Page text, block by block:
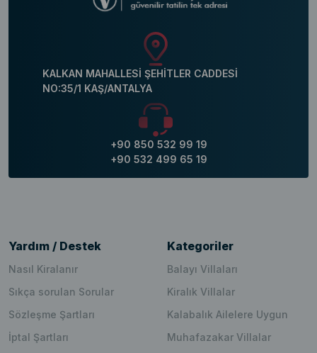
KALKAN MAHALLESİ ŞEHİTLER CADDESİ
NO:35/1 KAŞ/ANTALYA
+90 850 532 99 19
+90 532 499 65 19
Yardım / Destek
Nasıl Kiralanır
Sıkça sorulan Sorular
Sözleşme Şartları
İptal Şartları
Kategoriler
Balayı Villaları
Kiralık Villalar
Kalabalık Ailelere Uygun
Muhafazakar Villalar